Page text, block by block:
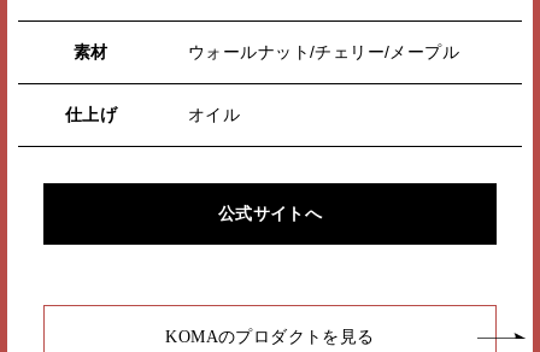
素材 ウォールナット/チェリー/メープル
仕上げ オイル
公式サイトへ
KOMAのプロダクトを見る